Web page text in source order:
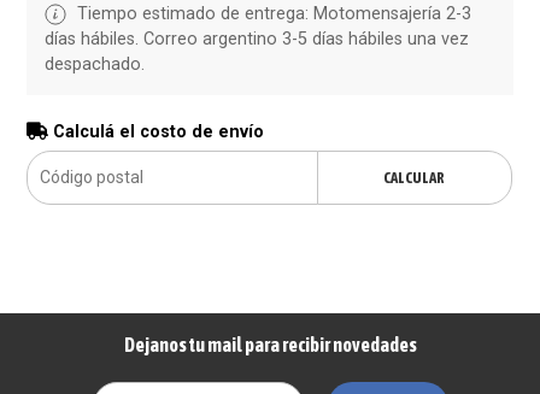
Tiempo estimado de entrega: Motomensajería 2-3
días hábiles. Correo argentino 3-5 días hábiles una vez
despachado.
Calculá el costo de envío
CALCULAR
Dejanos tu mail para recibir novedades